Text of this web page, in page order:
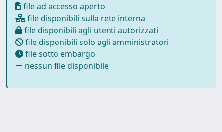
file ad accesso aperto
file disponibili sulla rete interna
file disponibili agli utenti autorizzati
file disponibili solo agli amministratori
file sotto embargo
nessun file disponibile